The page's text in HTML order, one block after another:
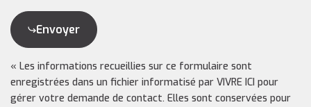
Envoyer
« Les informations recueillies sur ce formulaire sont
enregistrées dans un fichier informatisé par VIVRE ICI pour
gérer votre demande de contact. Elles sont conservées pour